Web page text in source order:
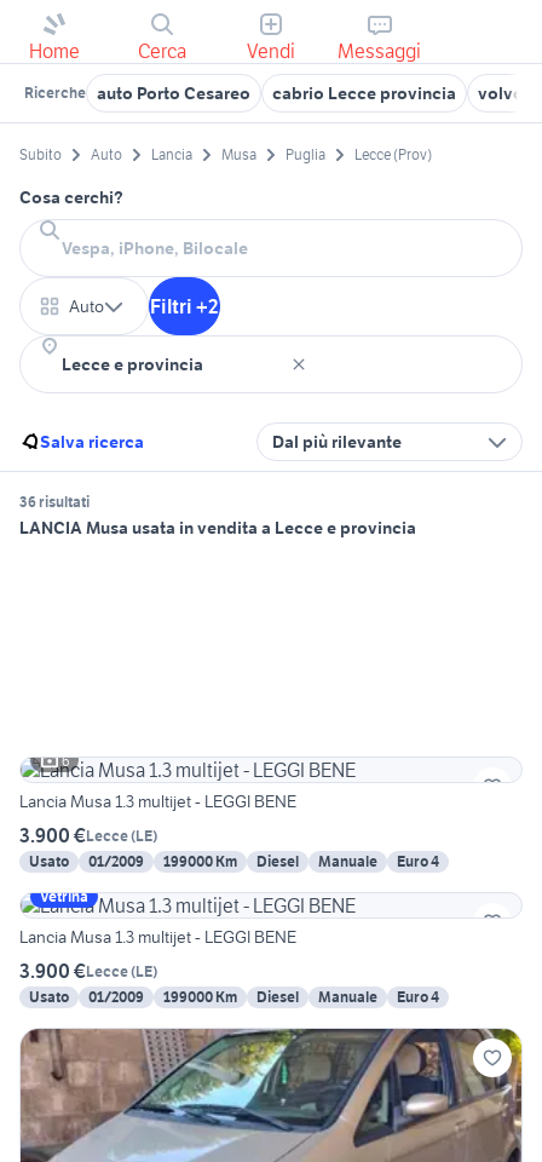
Home Cerca Vendi Messaggi
Ricerche auto Porto Cesareo cabrio Lecce provincia volvo
Subito Auto Lancia Musa Puglia Lecce (Prov)
Cosa cerchi?
Auto Filtri +2
Salva ricerca Dal più rilevante
36 risultati
LANCIA Musa usata in vendita a Lecce e provincia
6
Lancia Musa 1.3 multijet - LEGGI BENE
3.900 €Lecce(LE)
Usato
01/2009 199000 Km Diesel Manuale
Euro 4
Vetrina
Lancia Musa 1.3 multijet - LEGGI BENE
3.900 €Lecce(LE)
Usato
01/2009 199000 Km Diesel Manuale Euro 4